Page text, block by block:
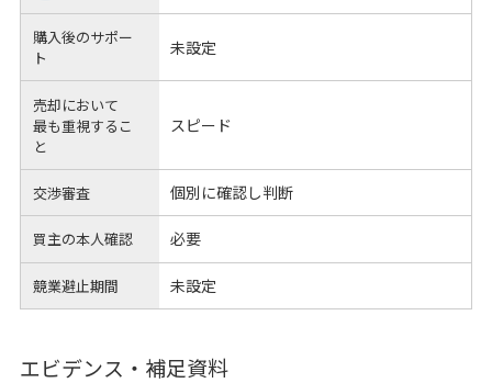
購入後のサポー
ト
未設定
売却において
最も重視するこ
と
スピード
交渉審査 個別に確認し判断
買主の本人確認 必要
競業避止期間 未設定
エビデンス・補足資料